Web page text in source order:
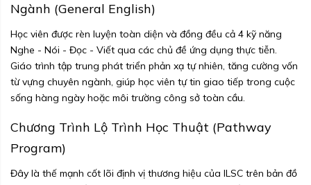
Ngành (General English)
Học viên được rèn luyện toàn diện và đồng đều cả 4 kỹ năng
Nghe - Nói - Đọc - Viết qua các chủ đề ứng dụng thực tiễn.
Giáo trình tập trung phát triển phản xạ tự nhiên, tăng cường vốn
từ vựng chuyên ngành, giúp học viên tự tin giao tiếp trong cuộc
sống hàng ngày hoặc môi trường công sở toàn cầu.
Chương Trình Lộ Trình Học Thuật (Pathway
Program)
Đây là thế mạnh cốt lõi định vị thương hiệu của ILSC trên bản đồ